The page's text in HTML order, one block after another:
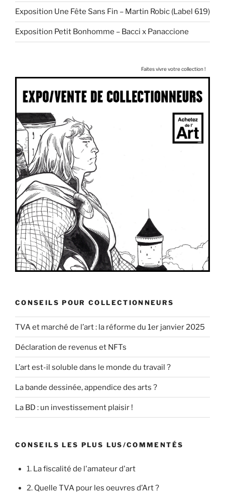
Exposition Une Fête Sans Fin – Martin Robic (Label 619)
Exposition Petit Bonhomme – Bacci x Panaccione
Faites vivre votre collection !
CONSEILS POUR COLLECTIONNEURS
TVA et marché de l’art : la réforme du 1er janvier 2025
Déclaration de revenus et NFTs
L’art est-il soluble dans le monde du travail ?
La bande dessinée, appendice des arts ?
La BD : un investissement plaisir !
CONSEILS LES PLUS LUS/COMMENTÉS
1. La fiscalité de l'amateur d'art
2. Quelle TVA pour les oeuvres d’Art ?